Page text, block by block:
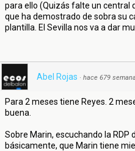
para ello (Quizás falte un central
que ha demostrado de sobra su
plantilla. El Sevilla nos va a dar
Abel Rojas · hace 679
Para 2 meses tiene Reyes. 2
buena.
Sobre Marin, escuchando la RDP
básicamente, que Marin tiene